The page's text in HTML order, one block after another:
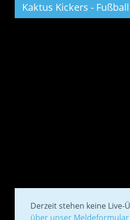
Kaktus Kickers -
Derzeit stehen keine
über unser